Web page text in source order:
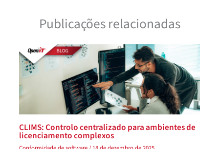
Publicações relacionadas
CLIMS: Controlo centralizado para ambientes de
licenciamento complexos